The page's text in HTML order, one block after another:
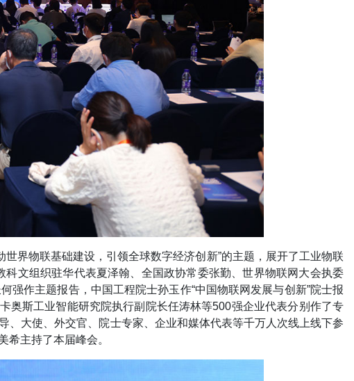
界物联基础建设，引领全球数字经济创新”的主题，展开了工业物联
文组织驻华代表夏泽翰、全国政协常委张勤、世界物联网大会执委
作主题报告，中国工程院士孙玉作“中国物联网发展与创新”院士报
奥斯工业智能研究院执行副院长任涛林等500强企业代表分别作了专
、大使、外交官、院士专家、企业和媒体代表等千万人次线上线下参
主持了本届峰会。